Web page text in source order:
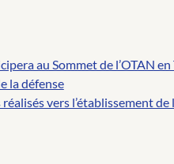
au Sommet de l’OTAN
la défense
vers l’établissement